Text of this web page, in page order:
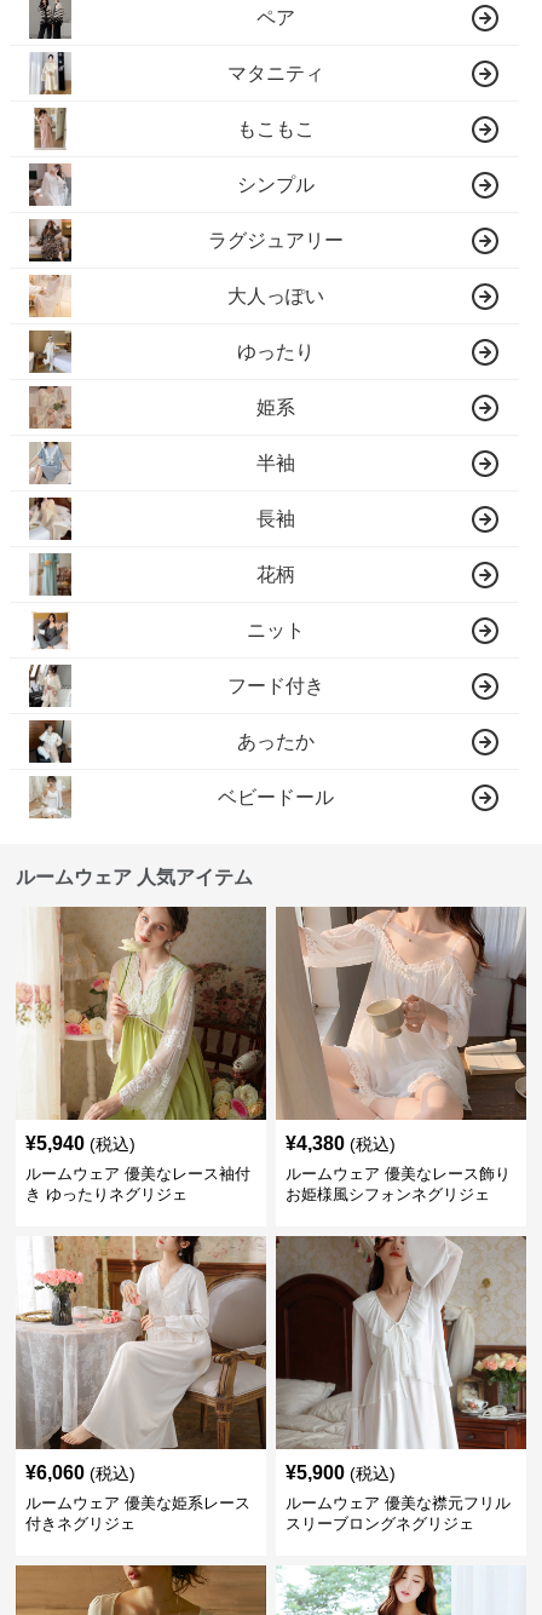
ペア
マタニティ
もこもこ
シンプル
ラグジュアリー
大人っぽい
ゆったり
姫系
半袖
長袖
花柄
ニット
フード付き
あったか
ベビードール
ルームウェア 人気アイテム
¥5,940 (税込)
ルームウェア 優美なレース袖付
き ゆったりネグリジェ
¥4,380 (税込)
ルームウェア 優美なレース飾り
お姫様風シフォンネグリジェ
¥6,060 (税込)
ルームウェア 優美な姫系レース
付きネグリジェ
¥5,900 (税込)
ルームウェア 優美な襟元フリル
スリーブロングネグリジェ